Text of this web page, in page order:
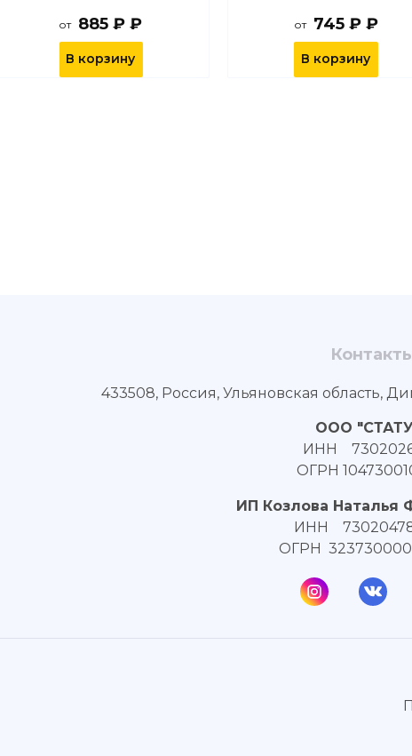
от 885 ₽ ₽
В корзину
от 745 ₽ ₽
В корзину
433508, Россия, Ульяновская область,
ООО
ИНН
ОГРН
ИП Козлова Наталья
ИНН
ОГРН